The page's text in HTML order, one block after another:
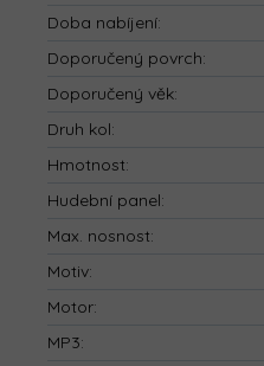
Doba nabíjení:
Doporučený povrch:
Doporučený věk:
Druh kol:
Hmotnost:
Hudební panel:
Max. nosnost:
Motiv:
Motor:
MP3: